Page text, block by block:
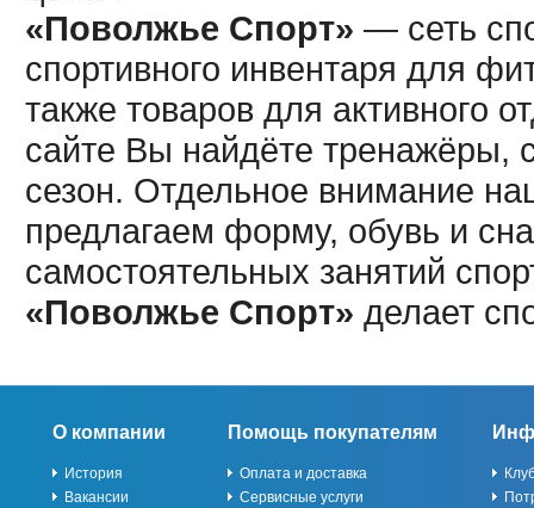
«Поволжье Спорт» — сеть
спортивного инвентаря для
также товаров для активного
сайте Вы найдёте тренажёры,
сезон. Отдельное внимание
предлагаем форму, обувь и
самостоятельных занятий
«Поволжье Спорт» делает
О компании
История
Вакансии
Помощь покупателям
Оплата и доставка
Сервисные услуги